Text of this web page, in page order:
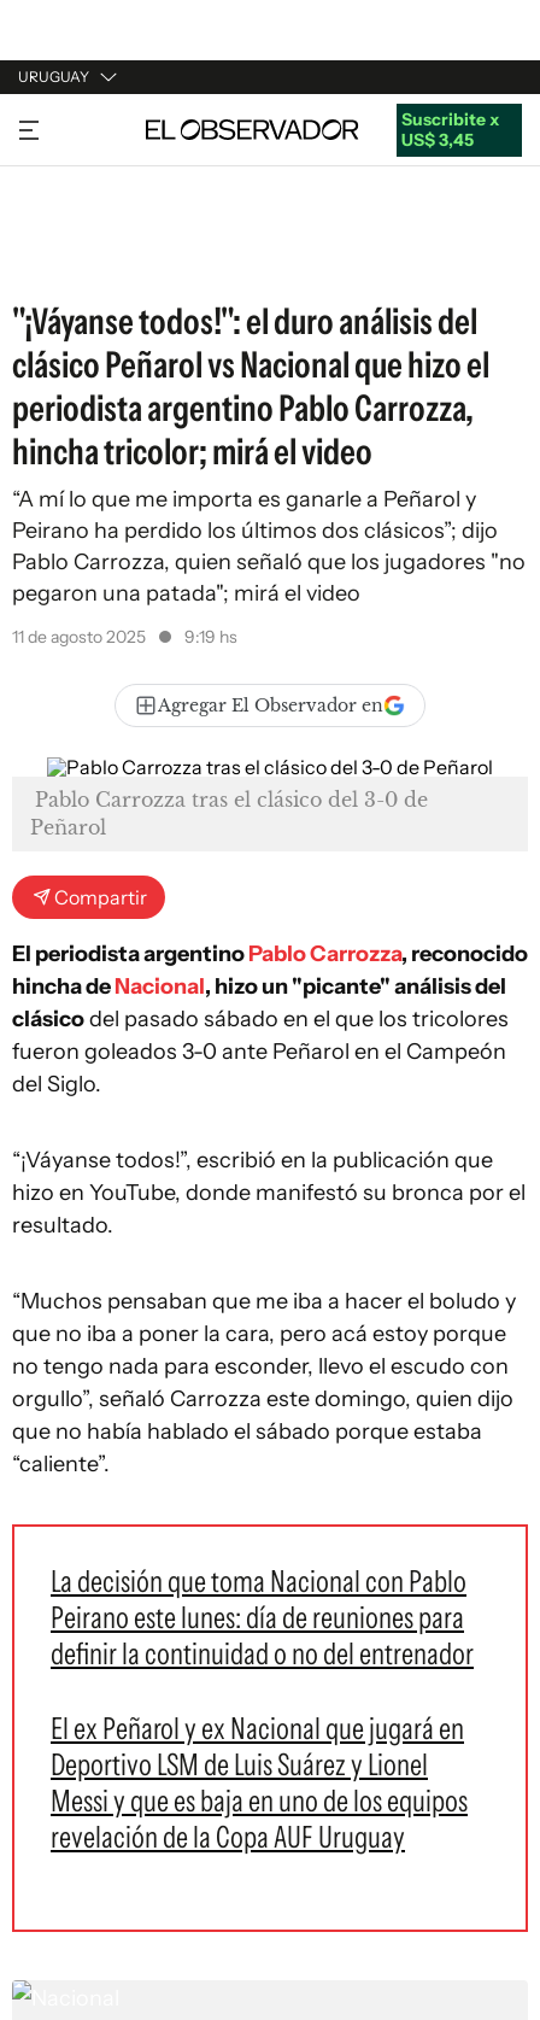
URUGUAY
URUGUAY
ARGENTINA
Suscribite x
US$ 3,45
"¡Váyanse todos!": el duro análisis del
clásico Peñarol vs Nacional que hizo el
periodista argentino Pablo Carrozza,
hincha tricolor; mirá el video
“A mí lo que me importa es ganarle a Peñarol y
Peirano ha perdido los últimos dos clásicos”; dijo
Pablo Carrozza, quien señaló que los jugadores "no
pegaron una patada"; mirá el video
11 de agosto 2025 9:19 hs
Agregar El Observador en
Pablo Carrozza tras el clásico del 3-0 de
Peñarol
Compartir
El periodista argentinoPablo Carrozza, reconocido
hincha deNacional, hizo un "picante" análisis del
clásicodel pasado sábado en el que los tricolores
fueron goleados 3-0 ante Peñarol en el Campeón
del Siglo.
“¡Váyanse todos!”, escribió en la publicación que
hizo en YouTube, donde manifestó su bronca por el
resultado.
“Muchos pensaban que me iba a hacer el boludo y
que no iba a poner la cara, pero acá estoy porque
no tengo nada para esconder, llevo el escudo con
orgullo”, señaló Carrozza este domingo, quien dijo
que no había hablado el sábado porque estaba
“caliente”.
La decisión que toma Nacional con Pablo
Peirano este lunes: día de reuniones para
definir la continuidad o no del entrenador
El ex Peñarol y ex Nacional que jugará en
Deportivo LSM de Luis Suárez y Lionel
Messi y que es baja en uno de los equipos
revelación de la Copa AUF Uruguay